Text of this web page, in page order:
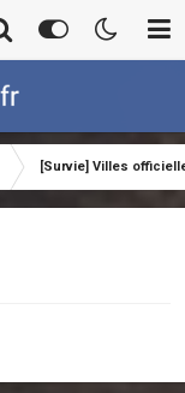
[Survie] Villes